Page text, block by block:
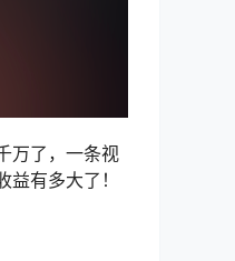
万了，一条视
有多大了！